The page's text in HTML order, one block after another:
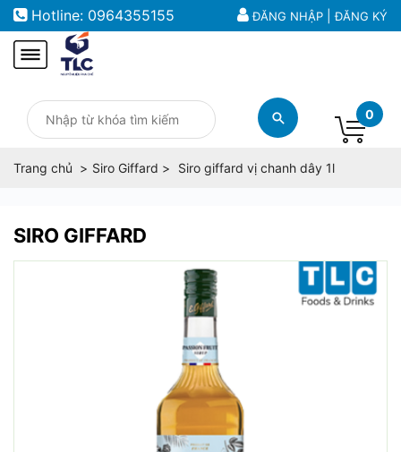
ĐĂNG NHẬP |ĐĂNG KÝ
Hotline: 0964355155
0
Trang chủ Siro Giffard Siro giffard vị chanh dây 1l
SIRO GIFFARD